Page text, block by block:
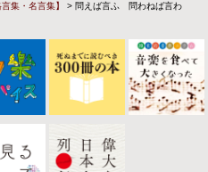
集・名言集】
> 問えば言ふ 問わねば言わ